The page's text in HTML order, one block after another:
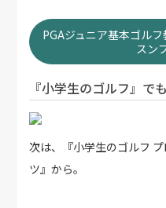
PGAジュニア基本ゴル
スン
『小学生のゴルフ』で
次は、『小学生のゴルフ
ツ』から。